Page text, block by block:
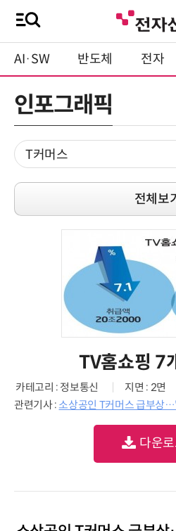
AI·SW 반도체 전자
인포그래픽
전체보기
TV홈쇼핑 7
카테고리 : 정보통신 지면 : 2면
관련기사 : 소상공인 T커머스 급부상…'중기
다운